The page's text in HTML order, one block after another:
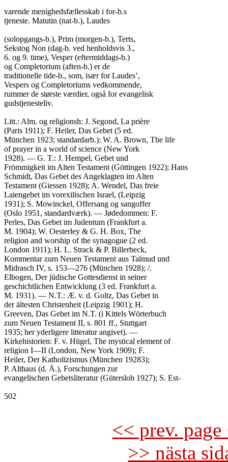
varende menighedsfællesskab i for-b.s
tjeneste. Matutin (nat-b.), Laudes
(solopgangs-b.), Prim (morgen-b.), Terts,
Sekstog Non (dag-b. ved henholdsvis 3.,
6. og 9. time), Vesper (eftermiddags-b.)
og Completorium (aften-b.) er de
traditionelle tide-b., som, især for Laudes’,
Vespers og Completoriums vedkommende,
rummer de største værdier, også for evangelisk
gudstjenesteliv.
Litt.: Alm. og religionsh: J. Segond, La prière
(Paris 1911); F. Heiler, Das Gebet (5 ed.
München 1923; standardarb.); W. A. Brown, The life
of prayer in a world of science (New York
1928). — G. T.: J. Hempel, Gebet und
Frömmigkeit im Alten Testament (Göttingen 1922); Hans
Schmidt, Das Gebet des Angeklagten im Alten
Testament (Giessen 1928); A. Wendel, Das freie
Laiengebet im vorexilischen Israel, (Leipzig
1931); S. Mowinckel, Offersang og sangoffer
(Oslo 1951, standardværk). — Jødedommen: F.
Perles, Das Gebet im Judentum (Frankfurt a.
M. 1904); W. Oesterley & G. H. Box, The
religion and worship of the synagogue (2 ed.
London 1911); H. L. Strack & P. Billerbeck,
Kommentar zum Neuen Testament aus Talmud und
Midrasch IV, s. 153—276 (München 1928); /.
Elbogen, Der jüdische Gottesdienst in seiner
geschichtlichen Entwicklung (3 ed. Frankfurt a.
M. 1931). — N.T.: Æ. v. d. Goltz, Das Gebet in
der ältesten Christenheit (Leipzig 1901); H.
Greeven, Das Gebet im N.T. (i Kittels Wörterbuch
zum Neuen Testament II, s. 801 ff., Stuttgart
1935; her yderligere litteratur angivet). —
Kirkehistorien: F. v. Hügel, The mystical element of
religion I—II (London, New York 1909); F.
Heiler, Der Katholizismus (München 19283);
P. Althaus (d. Ä.), Forschungen zur
evangelischen Gebetsliteratur (Gütersloh 1927); S. Est-
502
<< prev.
>> nästa